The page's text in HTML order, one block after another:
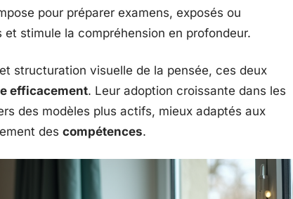
pour préparer examens, exposés ou
stimule la compréhension en profondeur.
structuration visuelle de la pensée, ces deux
efficacement. Leur adoption croissante dans les
des modèles plus actifs, mieux adaptés aux
des compétences.